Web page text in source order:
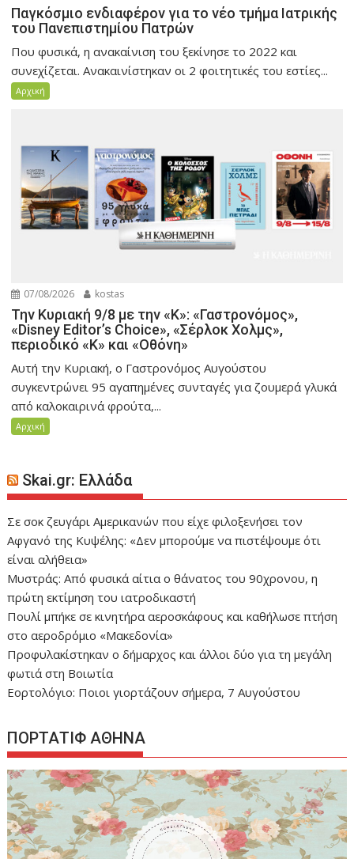
Παγκόσμιο ενδιαφέρον για το νέο τμήμα Ιατρικής
του Πανεπιστημίου Πατρών
Που φυσικά, η ανακαίνιση του ξεκίνησε το 2022 και
συνεχίζεται. Ανακαινίστηκαν οι 2 φοιτητικές του εστίες...
Αρχική
07/08/2026 kostas
Την Κυριακή 9/8 με την «Κ»: «Γαστρονόμος»,
«Disney Editor’s Choice», «Σέρλοκ Χολμς»,
περιοδικό «Κ» και «Οθόνη»
Αυτή την Κυριακή, ο Γαστρονόμος Αυγούστου
συγκεντρώνει 95 αγαπημένες συνταγές για ζουμερά γλυκά
από καλοκαιρινά φρούτα,...
Αρχική
Skai.gr: Ελλάδα
Σε σοκ ζευγάρι Αμερικανών που είχε φιλοξενήσει τον
Αφγανό της Κυψέλης: «Δεν μπορούμε να πιστέψουμε ότι
είναι αλήθεια»
Μυστράς: Από φυσικά αίτια ο θάνατος του 90χρονου, η
πρώτη εκτίμηση του ιατροδικαστή
Πουλί μπήκε σε κινητήρα αεροσκάφους και καθήλωσε πτήση
στο αεροδρόμιο «Μακεδονία»
Προφυλακίστηκαν ο δήμαρχος και άλλοι δύο για τη μεγάλη
φωτιά στη Βοιωτία
Εορτολόγιο: Ποιοι γιορτάζουν σήμερα, 7 Αυγούστου
ΠΟΡΤΑΤΙΦ ΑΘΗΝΑ